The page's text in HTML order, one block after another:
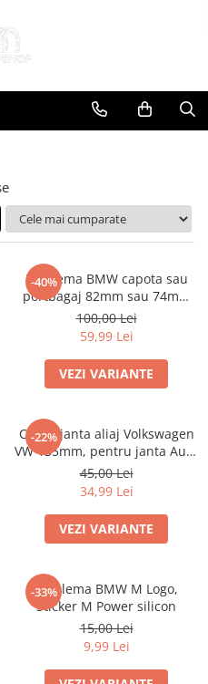
-40%
Emblema BMW capota sau
portbagaj 82mm sau 74mm
(51 14-8132375)
100,00 Lei
59,99 Lei
VEZI VARIANTE
-22%
Capac janta aliaj Volkswagen
VW 135mm, pentru janta Audi
4F0601165N
45,00 Lei
34,99 Lei
VEZI VARIANTE
-33%
Emblema BMW M Logo,
Sticker M Power silicon
15,00 Lei
9,99 Lei